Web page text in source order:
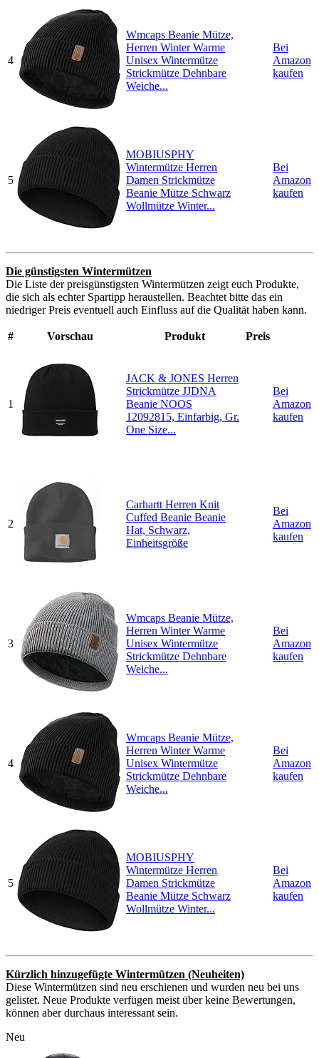
4
Wmcaps Beanie Mütze,
Herren Winter Warme
Unisex Wintermütze
Strickmütze Dehnbare
Weiche...
Bei
Amazon
kaufen
5
MOBIUSPHY
Wintermütze Herren
Damen Strickmütze
Beanie Mütze Schwarz
Wollmütze Winter...
Bei
Amazon
kaufen
Die günstigsten Wintermützen
Die Liste der preisgünstigsten Wintermützen zeigt euch Produkte,
die sich als echter Spartipp heraustellen. Beachtet bitte das ein
niedriger Preis eventuell auch Einfluss auf die Qualität haben kann.
# Vorschau Produkt Preis
1
JACK & JONES Herren
Strickmütze JJDNA
Beanie NOOS
12092815, Einfarbig, Gr.
One Size...
Bei
Amazon
kaufen
2
Carhartt Herren Knit
Cuffed Beanie Beanie
Hat, Schwarz,
Einheitsgröße
Bei
Amazon
kaufen
3
Wmcaps Beanie Mütze,
Herren Winter Warme
Unisex Wintermütze
Strickmütze Dehnbare
Weiche...
Bei
Amazon
kaufen
4
Wmcaps Beanie Mütze,
Herren Winter Warme
Unisex Wintermütze
Strickmütze Dehnbare
Weiche...
Bei
Amazon
kaufen
5
MOBIUSPHY
Wintermütze Herren
Damen Strickmütze
Beanie Mütze Schwarz
Wollmütze Winter...
Bei
Amazon
kaufen
Kürzlich hinzugefügte Wintermützen (Neuheiten)
Diese Wintermützen sind neu erschienen und wurden neu bei uns
gelistet. Neue Produkte verfügen meist über keine Bewertungen,
können aber durchaus interessant sein.
Neu